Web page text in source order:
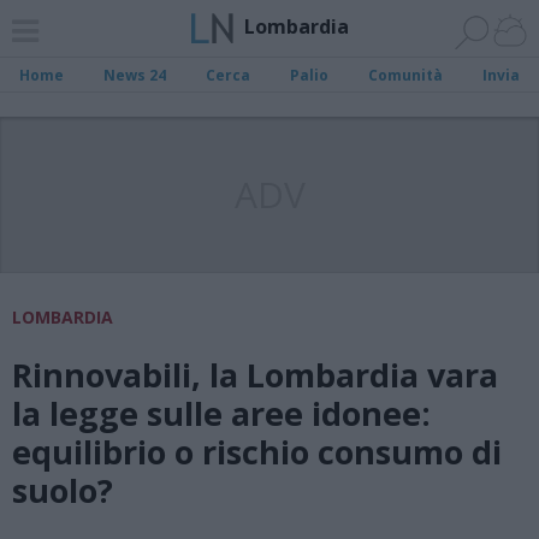
Lombardia
Home News 24 Cerca Palio Comunità Invia
LOMBARDIA
Rinnovabili, la Lombardia vara
la legge sulle aree idonee:
equilibrio o rischio consumo di
suolo?